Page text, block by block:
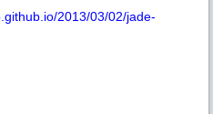
2013/03/02/jade-